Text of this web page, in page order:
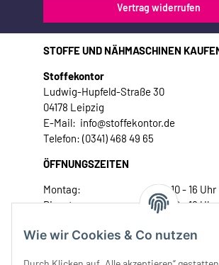
Wie wir Cookies & Co nutzen
Vertrag widerrufen
STOFFE UND NÄHMASCHINEN
Stoffekontor
Ludwig-Hupfeld-Straße 30
04178 Leipzig
E-Mail: info@stoffekontor.de
Telefon: (0341) 468 49 65
ÖFFNUNGSZEITEN
Montag:
10 - 16 Uhr
Dienstag:
10 - 16 Uhr
Donnerstag:
10 - 18 Uhr